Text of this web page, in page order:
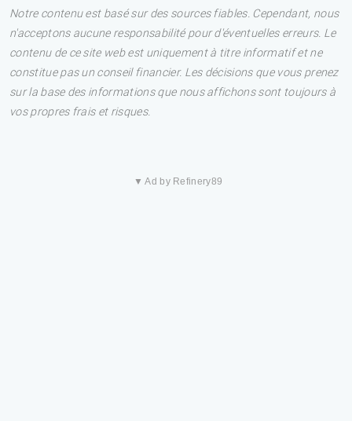
Notre contenu est basé sur des sources fiables. Cependant, nous
n'acceptons aucune responsabilité pour d'éventuelles erreurs. Le
contenu de ce site web est uniquement à titre informatif et ne
constitue pas un conseil financier. Les décisions que vous prenez
sur la base des informations que nous affichons sont toujours à
vos propres frais et risques.
▼ Ad by Refinery89